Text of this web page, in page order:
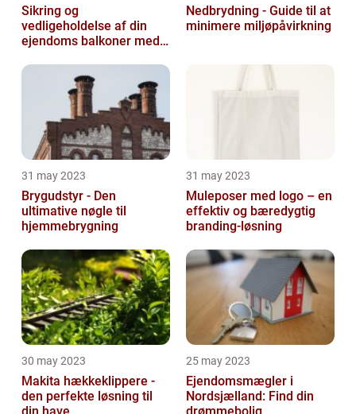
Sikring og
vedligeholdelse af din
ejendoms balkoner med
Nedbrydning - Guide til at
minimere miljøpåvirkning
31 may 2023
Brygudstyr - Den
ultimative nøgle til
hjemmebrygning
31 may 2023
Muleposer med logo – en
effektiv og bæredygtig
branding-løsning
30 may 2023
Makita hækkeklippere -
den perfekte løsning til
25 may 2023
Ejendomsmægler i
Nordsjælland: Find din